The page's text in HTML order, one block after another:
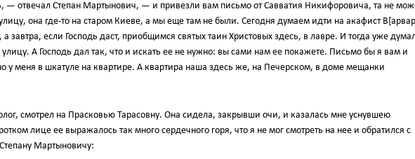
— отвечал Степан Мартынович, — и привезли вам письмо от Савватия Никифоровича, та не
она где-то на старом Киеве, а мы еще там не были. Сегодня думаем идти на акафист
завтра, если Господь даст, приобщимся святых таин Христовых здесь, в лавре. И тогда уже
улицу. А Господь дал так, что и искать ее не нужно: вы сами нам ее покажете. Письмо бы я вам и
у меня в шкатуле на квартире. А квартира наша здесь же, на Печерском, в доме мещанки
смотрел на Прасковью Тарасовну. Она сидела, закрывши очи, и казалась мне уснувшею
лице ее выражалось так много сердечного горя, что я не мог смотреть на нее и обратился с
Мартыновичу: